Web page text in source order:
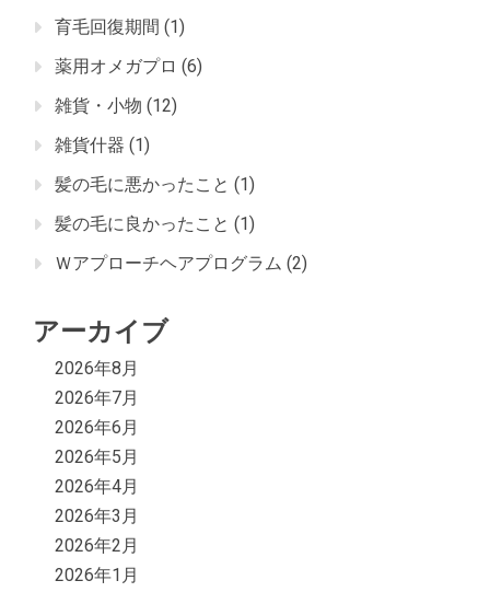
育毛回復期間 (1)
薬用オメガプロ (6)
雑貨・小物 (12)
雑貨什器 (1)
髪の毛に悪かったこと (1)
髪の毛に良かったこと (1)
Ｗアプローチヘアプログラム (2)
アーカイブ
2026年8月
2026年7月
2026年6月
2026年5月
2026年4月
2026年3月
2026年2月
2026年1月